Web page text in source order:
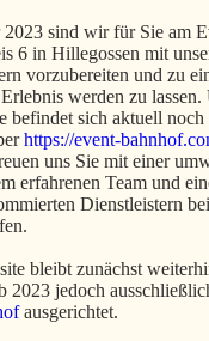
2023 sind wir für Sie am
6 in Hillegossen mit
vorzubereiten und zu
werden zu lassen.
befindet sich aktuell
https://event-
uns Sie mit einer
erfahrenen Team und
Dienstleistern
bleibt zunächst
2023 jedoch
ausgerichtet.